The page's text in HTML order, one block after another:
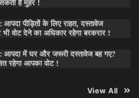
है मुहर !
पीड़ितों के लिए राहत, दस्तावेज
भी वोट देने का अधिकार रहेगा बरकरार !
में घर और जरूरी दस्तावेज बह गए?
रहेगा आपका वोट !
View All